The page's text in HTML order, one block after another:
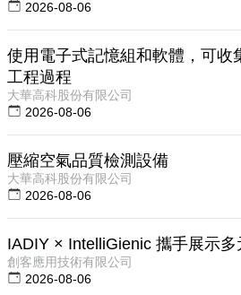
2026-08-06
使用電子式記憶組和軟體，可收
工程過程
大華高科股份有限公司
2026-08-06
壓縮空氣品質檢測設備
大華高科股份有限公司
2026-08-06
IADIY × IntelliGienic 攜手展示
創客應用技術有限公司
2026-08-06